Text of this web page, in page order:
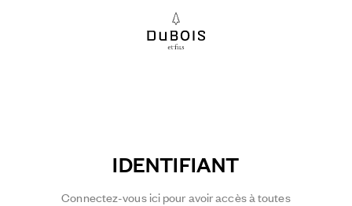
IDENTIFIANT
Connectez-vous ici pour avoir accès à toutes